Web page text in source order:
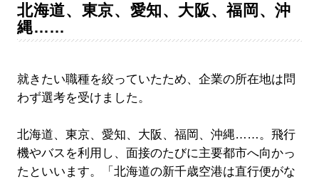
北海道、東京、愛知、大阪、福岡、沖
縄……
就きたい職種を絞っていたため、企業の所在地は問
わず選考を受けました。
北海道、東京、愛知、大阪、福岡、沖縄……。飛行
機やバスを利用し、面接のたびに主要都市へ向かっ
たといいます。「北海道の新千歳空港は直行便がな